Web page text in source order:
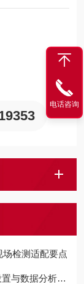
，即可通过颜色
结果
检测适配要点
据分析全流程
电话咨询